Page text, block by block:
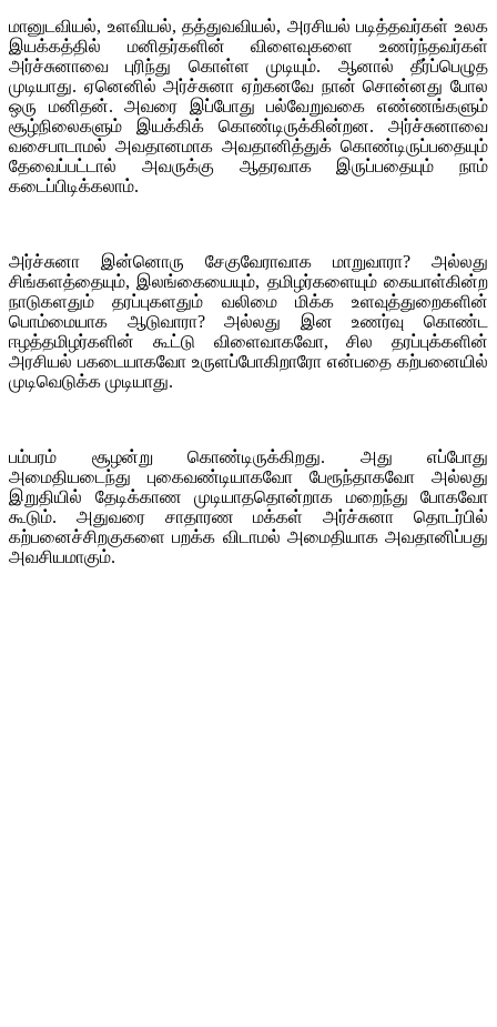
மானுடவியல், உளவியல், தத்துவவியல், அரசியல் படித்தவர்கள் உலக
இயக்கத்தில் மனிதர்களின் விளைவுகளை உணர்ந்தவர்கள்
அர்ச்சுனாவை புரிந்து கொள்ள முடியும். ஆனால் தீர்ப்பெழுத
முடியாது. ஏனெனில் அர்ச்சுனா ஏற்கனவே நான் சொன்னது போல
ஒரு மனிதன். அவரை இப்போது பல்வேறுவகை எண்ணங்களும்
சூழ்நிலைகளும் இயக்கிக் கொண்டிருக்கின்றன. அர்ச்சுனாவை
வசைபாடாமல் அவதானமாக அவதானித்துக் கொண்டிருப்பதையும்
தேவைப்பட்டால் அவருக்கு ஆதரவாக இருப்பதையும் நாம்
கடைப்பிடிக்கலாம்.
அர்ச்சுனா இன்னொரு சேகுவேராவாக மாறுவாரா? அல்லது
சிங்களத்தையும், இலங்கையையும், தமிழர்களையும் கையாள்கின்ற
நாடுகளதும் தரப்புகளதும் வலிமை மிக்க உளவுத்துறைகளின்
பொம்மையாக ஆடுவாரா? அல்லது இன உணர்வு கொண்ட
ஈழத்தமிழர்களின் கூட்டு விளைவாகவோ, சில தரப்புக்களின்
அரசியல் பகடையாகவோ உருளப்போகிறாரோ என்பதை கற்பனையில்
முடிவெடுக்க முடியாது.
பம்பரம் சூழன்று கொண்டிருக்கிறது. அது எப்போது
அமைதியடைந்து புகைவண்டியாகவோ பேரூந்தாகவோ அல்லது
இறுதியில் தேடிக்காண முடியாததொன்றாக மறைந்து போகவோ
கூடும். அதுவரை சாதாரண மக்கள் அர்ச்சுனா தொடர்பில்
கற்பனைச்சிறகுகளை பறக்க விடாமல் அமைதியாக அவதானிப்பது
அவசியமாகும்.